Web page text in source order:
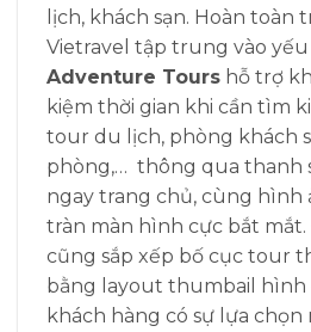
lịch, khách sạn. Hoàn toàn
Vietravel tập trung vào
Adventure Tours hỗ trợ
kiệm thời gian khi cần tìm
tour du lịch, phòng khách
phòng,… thông qua thanh
ngay trang chủ, cùng hình
tràn màn hình cực bắt mắt.
cũng sắp xếp bố cục tour
bằng layout thumbail hình
khách hàng có sự lựa chọn